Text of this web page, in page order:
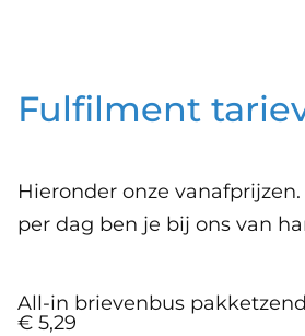
Fulfilment
Hieronder onze
per dag ben je bij ons van
All-in brievenbus
€ 5,29